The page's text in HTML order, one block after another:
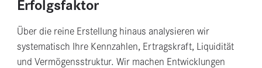
Erfolgsfaktor
Über die reine Erstellung hinaus analysieren wir
systematisch Ihre Kennzahlen, Ertragskraft, Liquidität
und Vermögensstruktur. Wir machen Entwicklungen